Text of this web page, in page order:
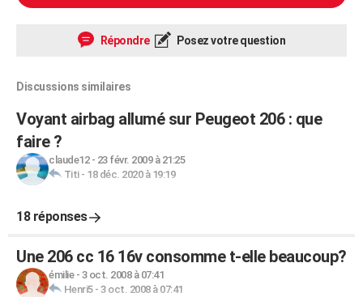
Répondre Posez votre question
Discussions similaires
Voyant airbag allumé sur Peugeot 206 : que
faire ?
claude12- 23 févr. 2009 à 21:25
Titi- 18 déc. 2020 à 19:19
18 réponses
Une 206 cc 16 16v consomme t-elle beaucoup?
émilie- 3 oct. 2008 à 07:41
Henri5- 3 oct. 2008 à 07:41